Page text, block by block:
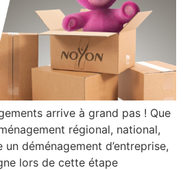
arrive à grand pas ! Que
régional, national,
déménagement d’entreprise,
lors de cette étape